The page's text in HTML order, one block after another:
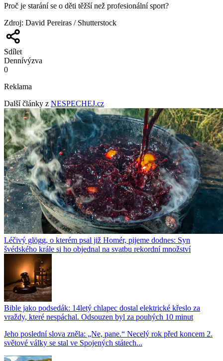
Proč je starání se o děti těžší než profesionální sport?
Zdroj: David Pereiras / Shutterstock
Sdílet
Dennívýzva
0
Reklama
Další články z NESPECHEJ.cz
Léčivý glögg, o kterém psal již Homér, pijeme dodnes: Syn
švédského krále si ho objednal na svatbu rekordní množství
Bible jako podsedák: 14letý chlapec dostal elektrické křeslo za
vraždy, které nespáchal. Odsouzen byl za pouhých 10 minut
Jeho poslední slova zněla: „Ne, pane.“ Necelý rok před koncem 2.
světové války se stal ve Spojených státech...